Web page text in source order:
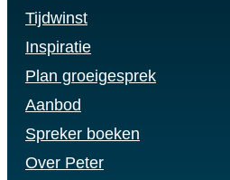
Tijdwinst
Inspiratie
Plan groeigesprek
Aanbod
Spreker boeken
Over Peter